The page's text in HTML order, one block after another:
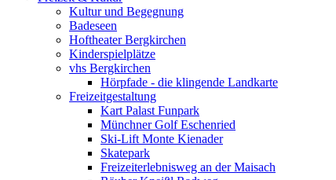
Kultur und Begegnung
Badeseen
Hoftheater Bergkirchen
Kinderspielplätze
vhs Bergkirchen
Hörpfade - die klingende Landkarte
Freizeitgestaltung
Kart Palast Funpark
Münchner Golf Eschenried
Ski-Lift Monte Kienader
Skatepark
Freizeiterlebnisweg an der Maisach